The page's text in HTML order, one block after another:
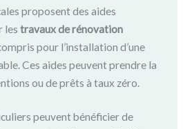
proposent des aides
les travaux de rénovation
pour l’installation d’une
Ces aides peuvent prendre la
ou de prêts à taux zéro.
peuvent bénéficier de